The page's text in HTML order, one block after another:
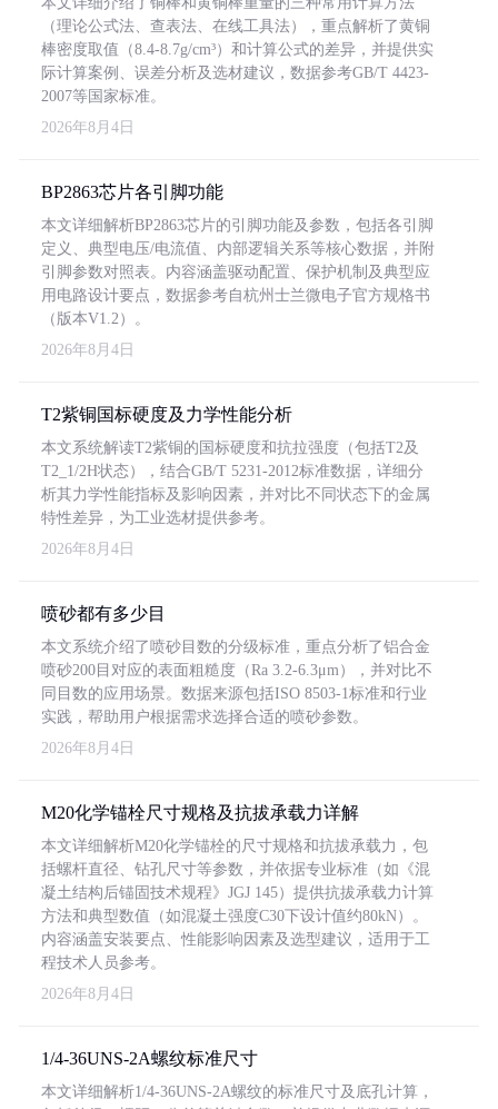
（理论公式法、查表法、在线工具法），重点解析了黄铜
棒密度取值（8.4-8.7g/cm³）和计算公式的差异，并提供实
际计算案例、误差分析及选材建议，数据参考GB/T 4423-
2007等国家标准。
2026年8月4日
BP2863芯片各引脚功能
本文详细解析BP2863芯片的引脚功能及参数，包括各引脚
定义、典型电压/电流值、内部逻辑关系等核心数据，并附
引脚参数对照表。内容涵盖驱动配置、保护机制及典型应
用电路设计要点，数据参考自杭州士兰微电子官方规格书
（版本V1.2）。
2026年8月4日
T2紫铜国标硬度及力学性能分析
本文系统解读T2紫铜的国标硬度和抗拉强度（包括T2及
T2_1/2H状态），结合GB/T 5231-2012标准数据，详细分
析其力学性能指标及影响因素，并对比不同状态下的金属
特性差异，为工业选材提供参考。
2026年8月4日
喷砂都有多少目
本文系统介绍了喷砂目数的分级标准，重点分析了铝合金
喷砂200目对应的表面粗糙度（Ra 3.2-6.3μm），并对比不
同目数的应用场景。数据来源包括ISO 8503-1标准和行业
实践，帮助用户根据需求选择合适的喷砂参数。
2026年8月4日
M20化学锚栓尺寸规格及抗拔承载力详解
本文详细解析M20化学锚栓的尺寸规格和抗拔承载力，包
括螺杆直径、钻孔尺寸等参数，并依据专业标准（如《混
凝土结构后锚固技术规程》JGJ 145）提供抗拔承载力计算
方法和典型数值（如混凝土强度C30下设计值约80kN）。
内容涵盖安装要点、性能影响因素及选型建议，适用于工
程技术人员参考。
2026年8月4日
1/4-36UNS-2A螺纹标准尺寸
本文详细解析1/4-36UNS-2A螺纹的标准尺寸及底孔计算，